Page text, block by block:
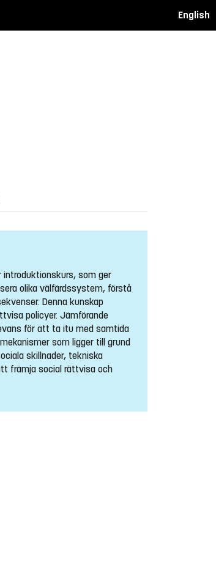
English
som ger
olika välfärdssystem, förstå
Denna kunskap
policyer. Jämförande
för att ta itu med samtida
som ligger till grund
skillnader, tekniska
främja social rättvisa och